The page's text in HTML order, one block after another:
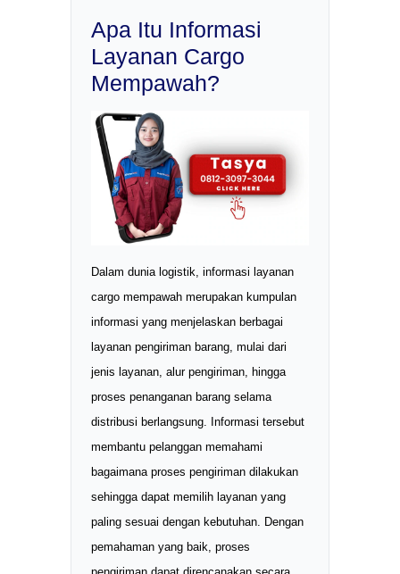
Apa Itu Informasi
Layanan Cargo
Mempawah?
Dalam dunia logistik, informasi layanan
cargo mempawah merupakan kumpulan
informasi yang menjelaskan berbagai
layanan pengiriman barang, mulai dari
jenis layanan, alur pengiriman, hingga
proses penanganan barang selama
distribusi berlangsung. Informasi tersebut
membantu pelanggan memahami
bagaimana proses pengiriman dilakukan
sehingga dapat memilih layanan yang
paling sesuai dengan kebutuhan. Dengan
pemahaman yang baik, proses